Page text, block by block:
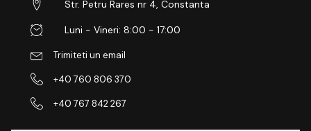
Str. Petru Rares nr 4, Constanta
Luni - Vineri: 8:00 - 17:00
Trimiteti un email
+40 760 806 370
+40 767 842 267